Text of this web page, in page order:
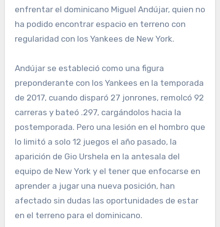
enfrentar el dominicano Miguel Andújar, quien no
ha podido encontrar espacio en terreno con
regularidad con los Yankees de New York.
Andújar se estableció como una figura
preponderante con los Yankees en la temporada
de 2017, cuando disparó 27 jonrones, remolcó 92
carreras y bateó .297, cargándolos hacia la
postemporada. Pero una lesión en el hombro que
lo limitó a solo 12 juegos el año pasado, la
aparición de Gio Urshela en la antesala del
equipo de New York y el tener que enfocarse en
aprender a jugar una nueva posición, han
afectado sin dudas las oportunidades de estar
en el terreno para el dominicano.